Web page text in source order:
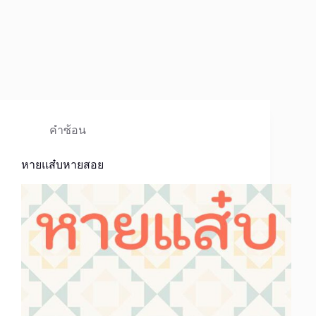
คำซ้อน
หายแส๋บหายสอย